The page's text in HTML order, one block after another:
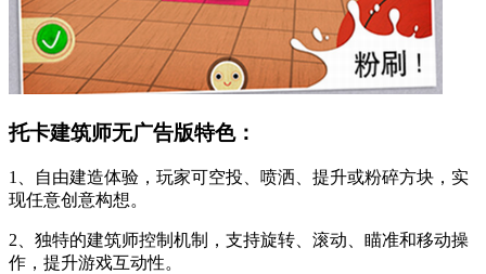
托卡建筑师无广告版特色：
1、自由建造体验，玩家可空投、喷洒、提升或粉碎方块，实
现任意创意构想。
2、独特的建筑师控制机制，支持旋转、滚动、瞄准和移动操
作，提升游戏互动性。